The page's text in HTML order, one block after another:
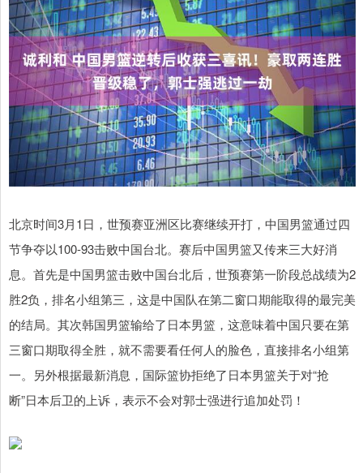
北京时间3月1日，世预赛亚洲区比赛继续开打，中国男篮通过四
节争夺以100-93击败中国台北。赛后中国男篮又传来三大好消
息。首先是中国男篮击败中国台北后，世预赛第一阶段总战绩为2
胜2负，排名小组第三，这是中国队在第二窗口期能取得的最完美
的结局。其次韩国男篮输给了日本男篮，这意味着中国只要在第
三窗口期取得全胜，就不需要看任何人的脸色，直接排名小组第
一。另外根据最新消息，国际篮协拒绝了日本男篮关于对“抢
断”日本后卫的上诉，表示不会对郭士强进行追加处罚！